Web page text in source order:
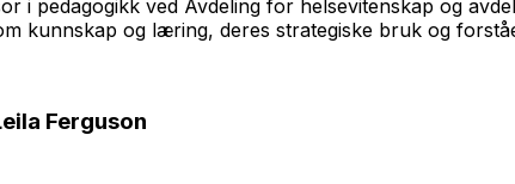
i pedagogikk ved Avdeling for helsevitenskap og
kunnskap og læring, deres strategiske bruk og
Ferguson